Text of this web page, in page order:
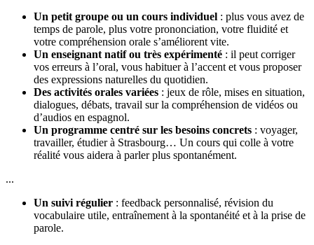
Un petit groupe ou un cours individuel : plus vous avez de
temps de parole, plus votre prononciation, votre fluidité et
votre compréhension orale s’améliorent vite.
Un enseignant natif ou très expérimenté : il peut corriger
vos erreurs à l’oral, vous habituer à l’accent et vous proposer
des expressions naturelles du quotidien.
Des activités orales variées : jeux de rôle, mises en situation,
dialogues, débats, travail sur la compréhension de vidéos ou
d’audios en espagnol.
Un programme centré sur les besoins concrets : voyager,
travailler, étudier à Strasbourg… Un cours qui colle à votre
réalité vous aidera à parler plus spontanément.
...
Un suivi régulier : feedback personnalisé, révision du
vocabulaire utile, entraînement à la spontanéité et à la prise de
parole.